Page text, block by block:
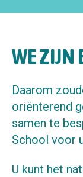
WE ZIJN
Daarom
oriënterend
samen te
School voor
U kunt het